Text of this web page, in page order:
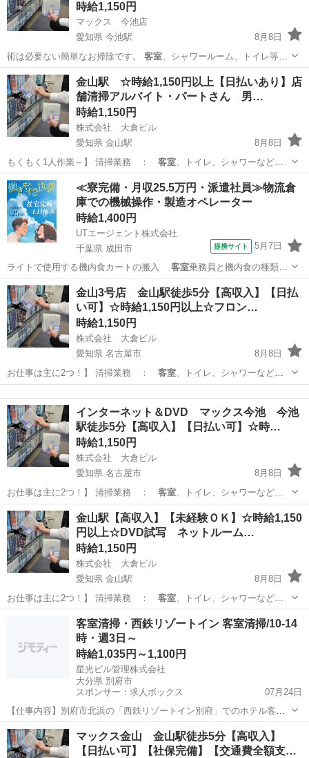
時給1,150円
マックス 今池店
愛知県 今池駅
8月8日
術は必要ない簡単なお掃除です。 客室、シャワールーム、トイレ等の
清掃業務。…
愛知 名古屋市 今池駅 清掃 フリーダイヤル
金山駅 ☆時給1,150円以上【日払いあり】店
舗清掃アルバイト・パートさん 男…
時給1,150円
株式会社 大倉ビル
愛知県 金山駅
8月8日
もくもく1人作業～】 清掃業務 ： 客室、トイレ、シャワーなどの
共有部の清掃 …
愛知 名古屋市 金山駅 清掃
≪寮完備・月収25.5万円・派遣社員≫物流倉
庫での機械操作・製造オペレーター
時給1,400円
UTエージェント株式会社
千葉県 成田市
提携サイト 5月7日
ライトで使用する機内食カートの搬入 客室乗務員と機内食の種類や
数の確認、指示書…
千葉 成田市 その他
金山3号店 金山駅徒歩5分【高収入】【日払
い可】☆時給1,150円以上☆フロン…
時給1,150円
株式会社 大倉ビル
愛知県 名古屋市
8月8日
お仕事は主に2つ！】 清掃業務 ： 客室、トイレ、シャワーなどの
共有部の清掃 …
インターネット＆DVD マックス今池 今池
駅徒歩5分【高収入】【日払い可】☆時…
時給1,150円
株式会社 大倉ビル
愛知県 名古屋市
8月8日
お仕事は主に2つ！】 清掃業務 ： 客室、トイレ、シャワーなどの
共有部の清掃 …
愛知 名古屋市 フロント スタッフ
金山駅【高収入】【未経験ＯＫ】☆時給1,150
円以上☆DVD試写 ネットルーム…
時給1,150円
株式会社 大倉ビル
愛知県 金山駅
8月8日
お仕事は主に2つ！】 清掃業務 ： 客室、トイレ、シャワーなどの
共有部の清掃 …
名古屋市 金山駅 フロント
客室清掃・西鉄リゾートイン 客室清掃/10-14
時・週3日～
時給1,035円～1,100円
星光ビル管理株式会社
大分県 別府市
スポンサー：求人ボックス
07月24日
【仕事内容】別府市北浜の「西鉄リゾートイン別府」でのホテル客室
清掃のお仕事です。 ・ベッドメイク ・バス、トイレ清掃 ・掃除機か
け など 変更範囲:変更なし 特別な経験・資格は不要。50～60代のスタ
ッフも活躍中です 【対象となる...
アルバイト・パート
マックス金山 金山駅徒歩5分【高収入】
【日払い可】【社保完備】【交通費全額支